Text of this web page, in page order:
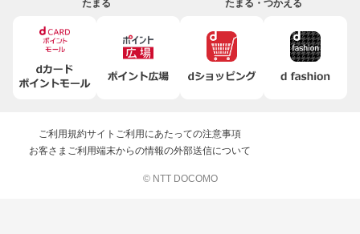
たまる たまる・つかえる
ご利用規約サイトご利用にあたっての注意事項
お客さまご利用端末からの情報の外部送信について
© NTT DOCOMO